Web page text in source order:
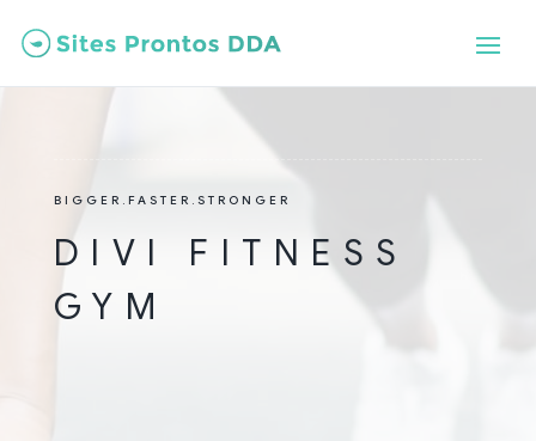
BIGGER.FASTER.STRONGER
DIVI FITNESS
GYM